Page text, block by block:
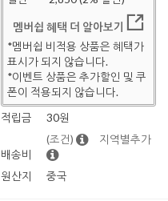
멤버쉽 혜택 더 알아보기
*멤버쉽 비적용 상품은 혜택가
표시가 되지 않습니다.
*이벤트 상품은 추가할인 및 쿠
폰이 적용되지 않습니다.
적립금
30원
배송비
(조건) 지역별추가
원산지 중국